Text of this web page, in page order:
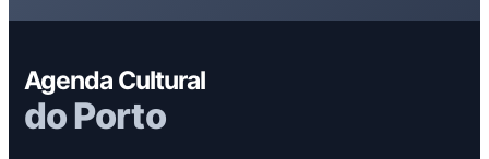
Agenda Cultural
do Porto